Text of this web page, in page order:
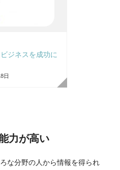
ジネスを成功に
日
力が高い
な分野の人から情報を得られ